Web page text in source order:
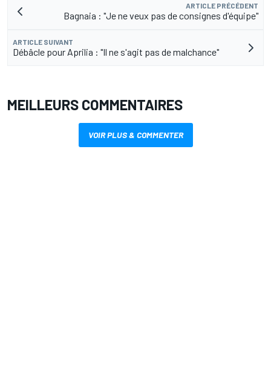
ARTICLE PRÉCÉDENT
Bagnaia : "Je ne veux pas de consignes d'équipe"
ARTICLE SUIVANT
Débâcle pour Aprilia : "Il ne s'agit pas de malchance"
MEILLEURS COMMENTAIRES
VOIR PLUS & COMMENTER